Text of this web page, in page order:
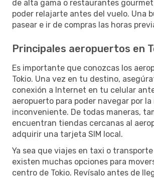
de alta gama o restaurantes
poder relajarte antes del vuelo. Una
pasear e ir de compras las horas
Principales aeropuertos en
Es importante que conozcas los
Tokio. Una vez en tu destino,
conexión a Internet en tu celular
aeropuerto para poder navegar por la
inconveniente. De todas maneras,
encuentran tiendas cercanas al
adquirir una tarjeta SIM local.
Ya sea que viajes en taxi o
existen muchas opciones para
centro de Tokio. Revísalo antes de